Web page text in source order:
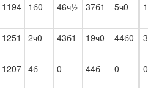
1194 1б0 46ч½ 37б1 5ч0
1251 2ч0 43б1 19ч0 44б0
1207 4б- 0 44б- 0 0